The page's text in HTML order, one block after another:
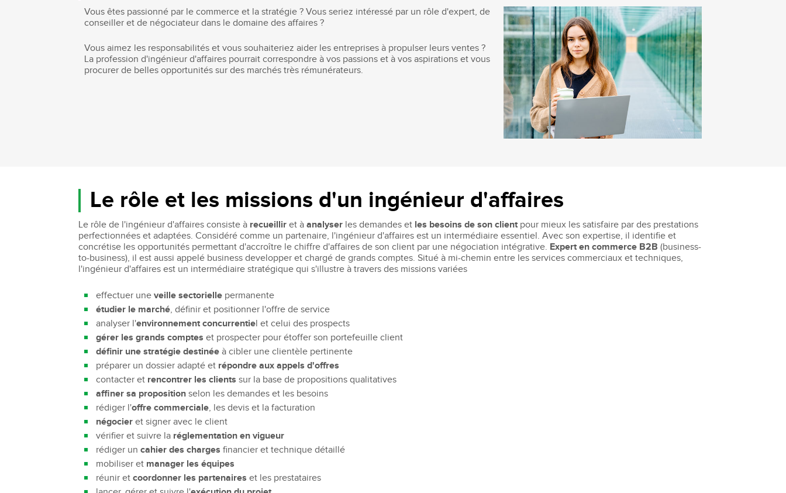
Vous êtes passionné par le commerce et la stratégie ? Vous seriez intéressé par un rôle d'expert, de
conseiller et de négociateur dans le domaine des affaires ?
Vous aimez les responsabilités et vous souhaiteriez aider les entreprises à propulser leurs ventes ?
La profession d'ingénieur d'affaires pourrait correspondre à vos passions et à vos aspirations et vous
procurer de belles opportunités sur des marchés très rémunérateurs.
Le rôle et les missions d'un ingénieur d'affaires
Le rôle de l'ingénieur d'affaires consiste à recueillir et àanalyser les demandes et les besoins de son client pour mieux les satisfaire par des prestations
perfectionnées et adaptées. Considéré comme un partenaire, l'ingénieur d'affaires est un intermédiaire essentiel. Avec son expertise, il identifie et
concrétise les opportunités permettant d'accroître le chiffre d'affaires de son client par une négociation intégrative. Expert en commerce B2B (business-
to-business), il est aussi appelé business developper et chargé de grands comptes. Situé à mi-chemin entre les services commerciaux et techniques,
l'ingénieur d'affaires est un intermédiaire stratégique qui s'illustre à travers des missions variées
effectuer uneveille sectorielle permanente
étudier le marché, définir et positionner l'offre de service
analyser l'environnement concurrentiel et celui des prospects
gérer les grands compteset prospecter pour étoffer son portefeuille client
définir une stratégie destinéeà cibler une clientèle pertinente
préparer un dossier adapté et répondre aux appels d'offres
contacter et rencontrer les clients sur la base de propositions qualitatives
affiner sa proposition selon les demandes et les besoins
rédiger l'offre commerciale, les devis et la facturation
négocier et signer avec le client
vérifier et suivre la réglementation en vigueur
rédiger uncahier des chargesfinancier et technique détaillé
mobiliser et manager les équipes
réunir etcoordonner les partenaireset les prestataires
Le programme International à l'ESGCI
Double diplôme
Projets et voyages
Former vos collaborateurs
Bachelor Commerce Marketing
Bachelor Commerce Marketing
spécialisation International
Bachelor Communication, projets
Mastère Supply Chain et e-Logistique
Mastère Business Development